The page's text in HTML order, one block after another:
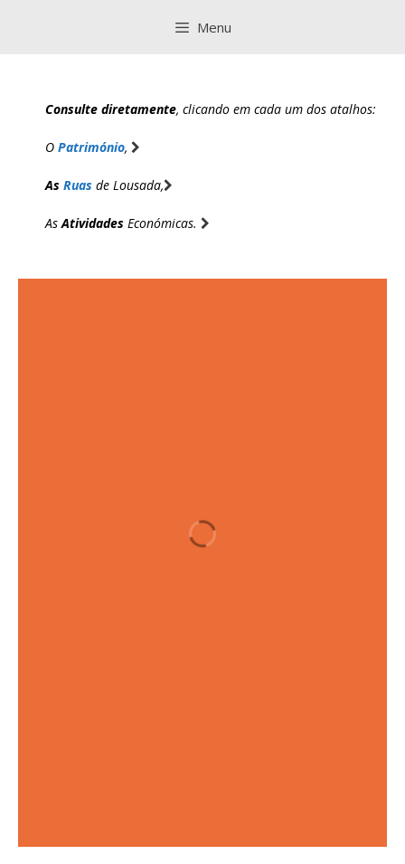
Menu
Consulte diretamente, clicando em cada um dos atalhos:
O Património,
As Ruas de Lousada,
AsAtividades Económicas.